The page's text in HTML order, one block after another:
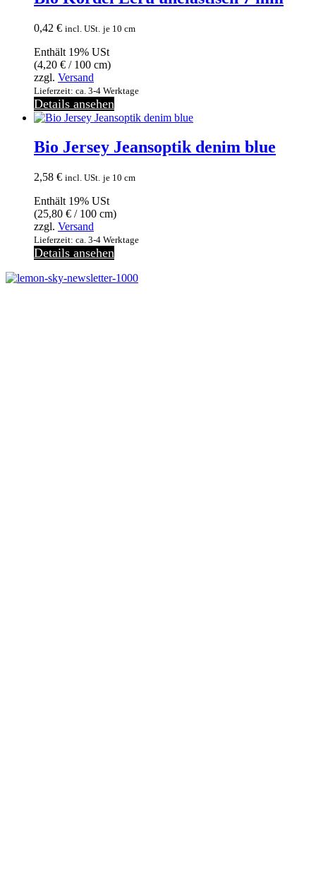
0,42 € incl. USt. je 10 cm
Enthält 19% USt
(4,20 € / 100 cm)
zzgl. Versand
Lieferzeit: ca. 3-4 Werktage
Details ansehen
Bio Jersey Jeansoptik denim blue
2,58 € incl. USt. je 10 cm
Enthält 19% USt
(25,80 € / 100 cm)
zzgl. Versand
Lieferzeit: ca. 3-4 Werktage
Details ansehen